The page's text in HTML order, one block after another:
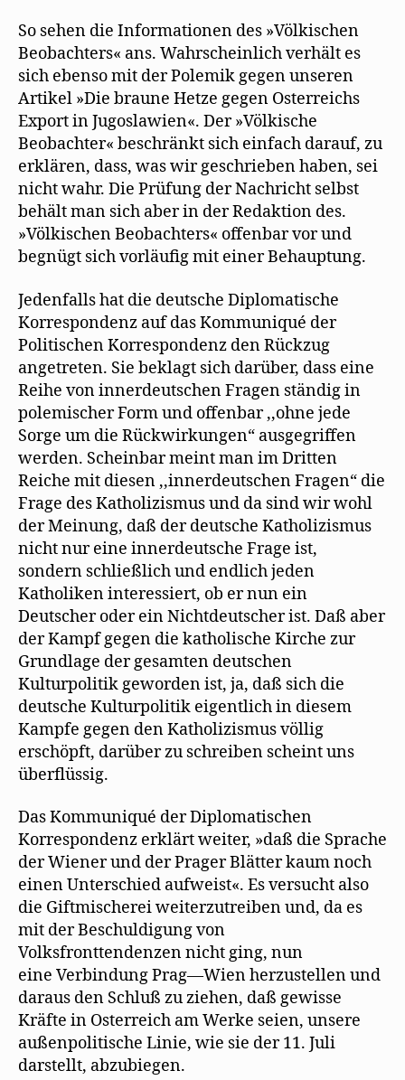
So sehen die Informationen des »Völkischen
Beobachters« ans. Wahrscheinlich verhält es
sich ebenso mit der Polemik gegen unseren
Artikel »Die braune Hetze gegen Osterreichs
Export in Jugoslawien«. Der »Völkische
Beobachter« beschränkt sich einfach darauf, zu
erklären, dass, was wir geschrieben haben, sei
nicht wahr. Die Prüfung der Nachricht selbst
behält man sich aber in der Redaktion des.
»Völkischen Beobachters« offenbar vor und
begnügt sich vorläufig mit einer Behauptung.
Jedenfalls hat die deutsche Diplomatische
Korrespondenz auf das Kommuniqué der
Politischen Korrespondenz den Rückzug
angetreten. Sie beklagt sich darüber, dass eine
Reihe von innerdeutschen Fragen ständig in
polemischer Form und offenbar ,,ohne jede
Sorge um die Rückwirkungen“ ausgegriffen
werden. Scheinbar meint man im Dritten
Reiche mit diesen ,,innerdeutschen Fragen“ die
Frage des Katholizismus und da sind wir wohl
der Meinung, daß der deutsche Katholizismus
nicht nur eine innerdeutsche Frage ist,
sondern schließlich und endlich jeden
Katholiken interessiert, ob er nun ein
Deutscher oder ein Nichtdeutscher ist. Daß aber
der Kampf gegen die katholische Kirche zur
Grundlage der gesamten deutschen
Kulturpolitik geworden ist, ja, daß sich die
deutsche Kulturpolitik eigentlich in diesem
Kampfe gegen den Katholizismus völlig
erschöpft, darüber zu schreiben scheint uns
überflüssig.
Das Kommuniqué der Diplomatischen
Korrespondenz erklärt weiter, »daß die Sprache
der Wiener und der Prager Blätter kaum noch
einen Unterschied aufweist«. Es versucht also
die Giftmischerei weiterzutreiben und, da es
mit der Beschuldigung von
Volksfronttendenzen nicht ging, nun
eine Verbindung Prag—Wien herzustellen und
daraus den Schluß zu ziehen, daß gewisse
Kräfte in Osterreich am Werke seien, unsere
außenpolitische Linie, wie sie der 11. Juli
darstellt, abzubiegen.